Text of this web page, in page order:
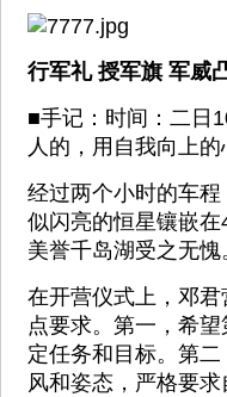
行军礼 授军旗 军威
■手记：时间：二日
人的，用自我向上
经过两个小时的车
似闪亮的恒星镶嵌在
美誉千岛湖受之无愧
在开营仪式上，邓
点要求。第一，希
定任务和目标。第
风和姿态，严格要